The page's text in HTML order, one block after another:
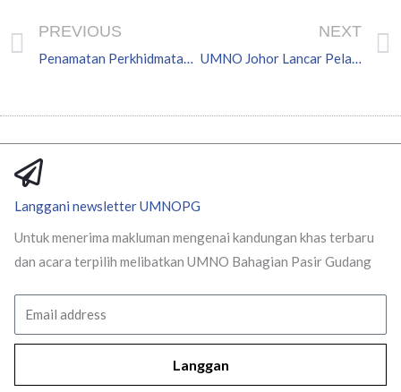
Prev
PREVIOUS
Penamatan Perkhidmatan – Haitullah Azrin AIdil
NEXT
UMNO Johor Lancar Pelan Masa Depan – Khaled Nordin
Langgani newsletter UMNOPG
Untuk menerima makluman mengenai kandungan khas terbaru
dan acara terpilih melibatkan UMNO Bahagian Pasir Gudang
Langgan